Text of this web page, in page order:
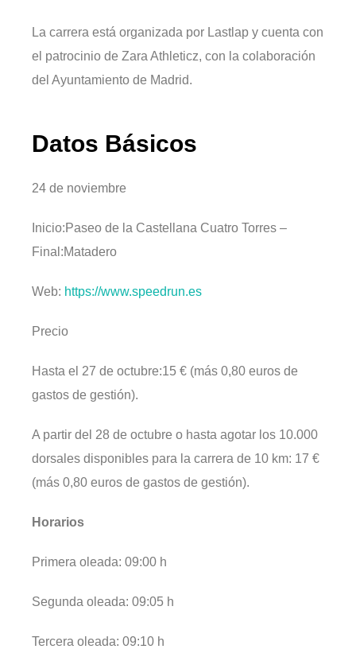
La carrera está organizada por Lastlap y cuenta con
el patrocinio de Zara Athleticz, con la colaboración
del Ayuntamiento de Madrid.
Datos Básicos
24 de noviembre
Inicio:Paseo de la Castellana Cuatro Torres –
Final:Matadero
Web: https://www.speedrun.es
Precio
Hasta el 27 de octubre:15 € (más 0,80 euros de
gastos de gestión).
A partir del 28 de octubre o hasta agotar los 10.000
dorsales disponibles para la carrera de 10 km: 17 €
(más 0,80 euros de gastos de gestión).
Horarios
Primera oleada: 09:00 h
Segunda oleada: 09:05 h
Tercera oleada: 09:10 h